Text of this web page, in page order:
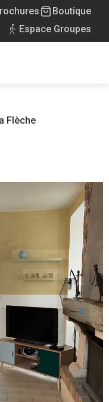
Boutique
Espace Groupes
: La Vérona
: LA
Flèche